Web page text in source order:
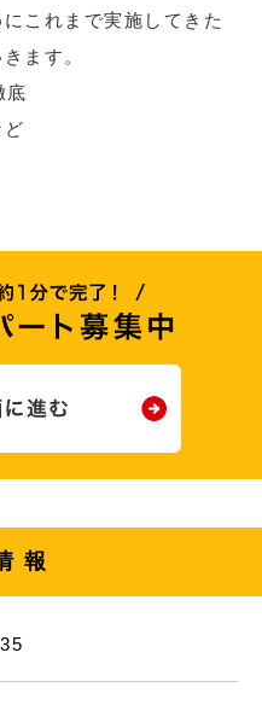
これまで実施してきた
ます。
底
報